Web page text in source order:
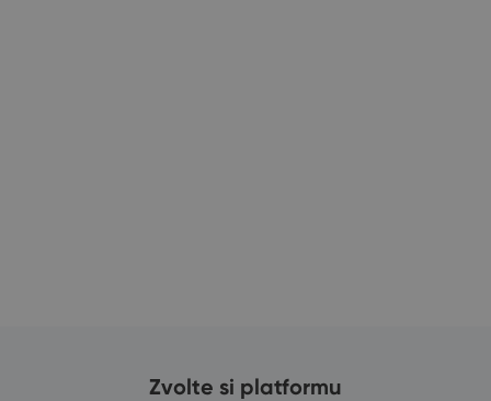
Zvolte si platformu